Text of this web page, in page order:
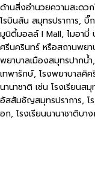
ด้านสิ่งอำนวยความสะดว
โรบินสัน สมุทรปราการ, บิ๊
มูนิตี้มอลล์ I Mall, ไมอามี่
ศรีนครินทร์ หรือสถานพยา
พยาบาลเมืองสมุทรปากน้
เทพารักษ์, โรงพยาบาลศิ
นานาชาติ เช่น โรงเรียนส
อัสสัมชัญสมุทรปราการ, โ
อก, โรงเรียนนานาชาติบ